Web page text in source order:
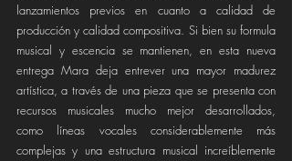
lanzamientos previos en cuanto a calidad de
producción y calidad compositiva. Si bien su formula
musical y escencia se mantienen, en esta nueva
entrega Mara deja entrever una mayor madurez
artística, a través de una pieza que se presenta con
recursos musicales mucho mejor desarrollados,
como líneas vocales considerablemente más
complejas y una estructura musical increíblemente